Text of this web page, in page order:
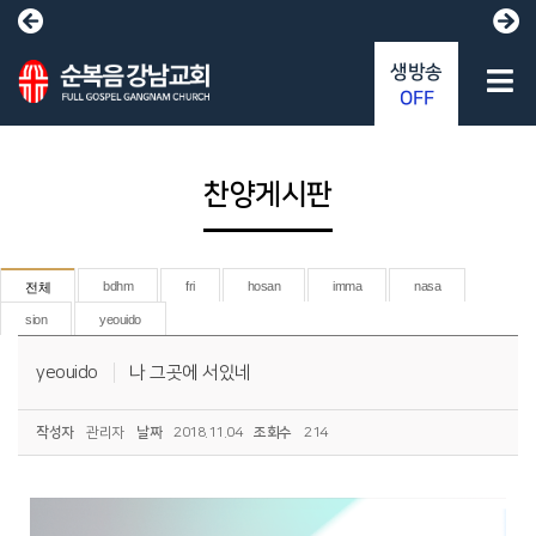
찬양게시판
전체 bdhm fri hosan imma nasa
sion yeouido
yeouido 나 그곳에 서있네
작성자 관리자 날짜 2018.11.04 조회수 214
생방송
OFF